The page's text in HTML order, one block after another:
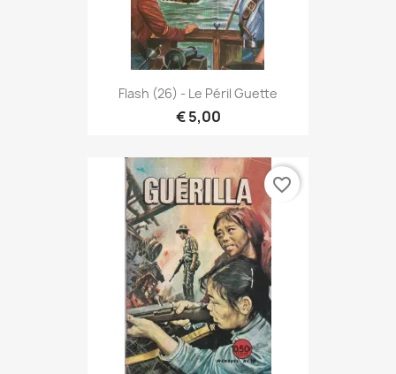
Flash (26) - Le Péril Guette
€ 5,00
favorite_border